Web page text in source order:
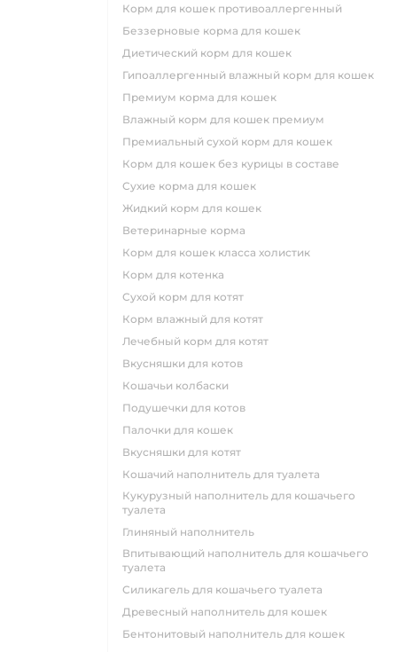
корм для кошек противоаллергенный
беззерновые корма для кошек
диетический корм для кошек
гипоаллергенный влажный корм для кошек
премиум корма для кошек
влажный корм для кошек премиум
премиальный сухой корм для кошек
корм для кошек без курицы в составе
сухие корма для кошек
жидкий корм для кошек
ветеринарные корма
корм для кошек класса холистик
корм для котенка
сухой корм для котят
корм влажный для котят
лечебный корм для котят
вкусняшки для котов
кошачьи колбаски
подушечки для котов
палочки для кошек
вкусняшки для котят
кошачий наполнитель для туалета
кукурузный наполнитель для кошачьего
туалета
глиняный наполнитель
впитывающий наполнитель для кошачьего
туалета
силикагель для кошачьего туалета
древесный наполнитель для кошек
бентонитовый наполнитель для кошек